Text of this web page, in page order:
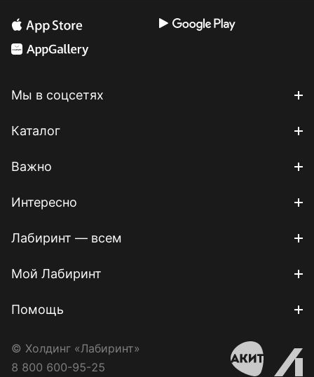
Мы в соцсетях
Каталог
Важно
Интересно
Лабиринт — всем
Мой Лабиринт
Помощь
© Холдинг «Лабиринт»
8 800 600-95-25